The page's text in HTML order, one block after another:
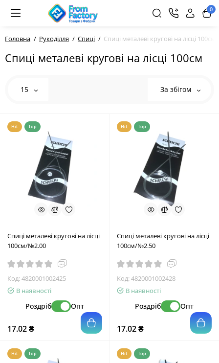
0
Головна Рукоділля Спиці Спиці металеві кругові на лісці 100см
Спиці металеві кругові на лісці 100см
15 За збігом
Hit Top
Спиці металеві кругові на лісці
100см/№2.00
Код:4820001002425
В наявності
Роздріб Опт
17.02 ₴
Hit Top
Спиці металеві кругові на лісці
100см/№2.50
Код:4820001002428
В наявності
Роздріб Опт
17.02 ₴
Hit Top Hit Top